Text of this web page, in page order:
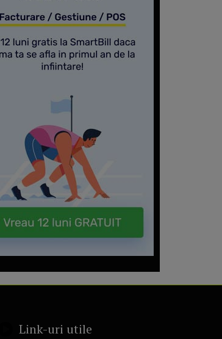
Link-uri utile